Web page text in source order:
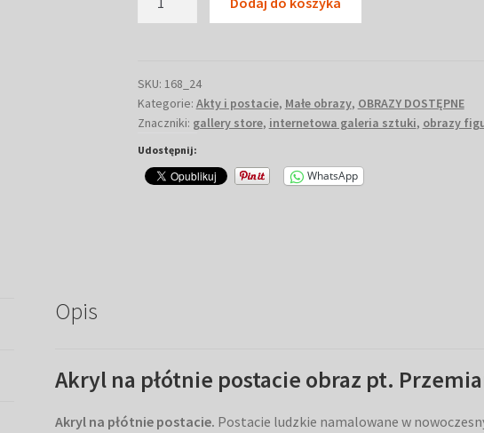
postacie
Przemiana
świata
60
SKU: 168_24
Kategorie: Akty i postacie, Małe obrazy, OBRAZY DOSTĘPNE
Znaczniki: gallery store, internetowa galeria sztuki, obrazy
Udostępnij:
WhatsApp
Opis
Akryl na płótnie postacie obraz pt.
Akryl na płótnie postacie. Postacie ludzkie namalowane w